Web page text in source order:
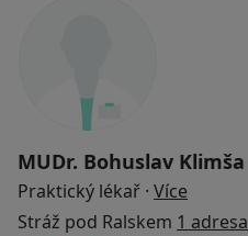
MUDr. Bohuslav Klimša
Praktický lékař · Více
Stráž pod Ralskem 1 adresa